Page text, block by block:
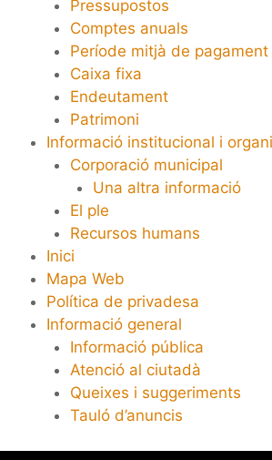
Pressupostos
Comptes anuals
Període mitjà de
Caixa fixa
Endeutament
Patrimoni
Informació institucional i
Corporació municipal
Una altra informació
El ple
Recursos humans
Inici
Mapa Web
Política de privadesa
Informació general
Informació pública
Atenció al ciutadà
Queixes i suggeriments
Tauló d’anuncis